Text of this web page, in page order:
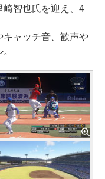
崎智也氏を迎え、4
キャッチ音、歓声や